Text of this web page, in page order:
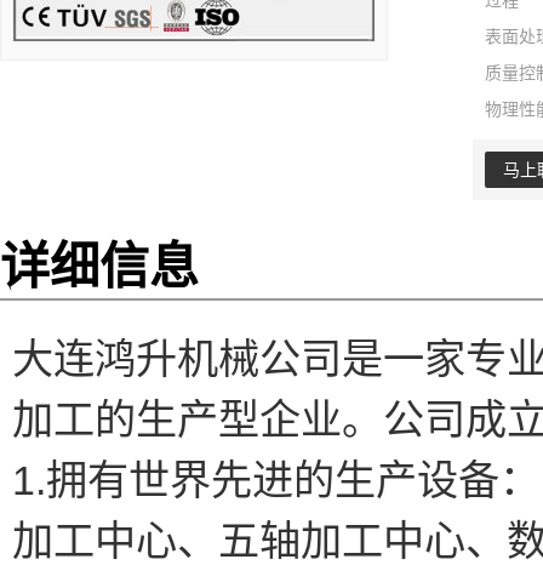
表面处
质量控
物理性
马上
详细信息
大连鸿升机械公司是一家专
加工的生产型企业。公司成
1.拥有世界先进的生产设备：
加工中心、五轴加工中心、